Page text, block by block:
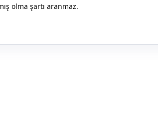
olma şartı aranmaz.